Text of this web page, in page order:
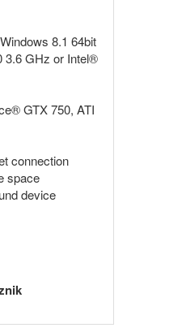
8.1 64bit
3.6 GHz or Intel®
GTX 750, ATI
connection
space
device